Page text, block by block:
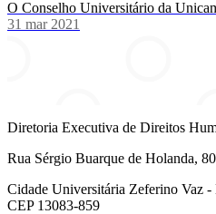
O Conselho Universitário da
31 mar 2021
Diretoria Executiva de Direitos
Rua Sérgio Buarque de Holanda,
Cidade Universitária Zeferino Vaz -
CEP 13083-859